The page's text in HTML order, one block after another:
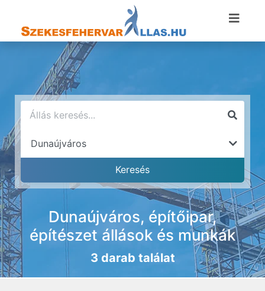
Dunaújváros, építőipar,
építészet állások és munkák
3 darab találat